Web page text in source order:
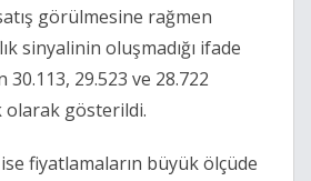
görülmesine rağmen
sinyalinin oluşmadığı ifade
30.113, 29.523 ve 28.722
olarak gösterildi.
fiyatlamaların büyük ölçüde